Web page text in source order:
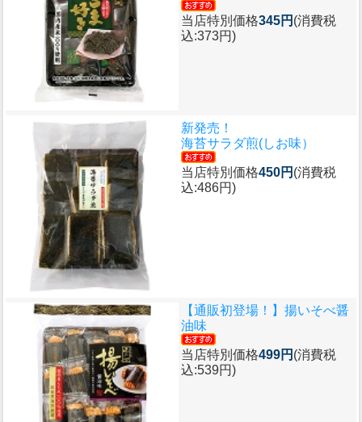
当店特別価格345円 (消費税
込:373円)
新発売！
海苔サラダ煎(しお味）
当店特別価格450円 (消費税
込:486円)
【通販初登場！】 揚いそべ醤
油味
当店特別価格499円 (消費税
込:539円)